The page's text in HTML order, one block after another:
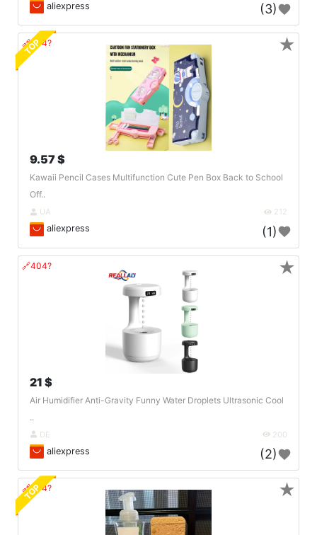
aliexpress (3)
🔗404?
TOP
9.57 $
Kawaii Pencil Cases Multifunction Cute Pen Box Back to School
Off..
UA 212
aliexpress (1)
★
🔗404?
21 $
Air Humidifier Anti-Gravity Funny Water Droplets Ultrasonic Cool
..
DE 200
aliexpress (2)
★
🔗404?
TOP ★